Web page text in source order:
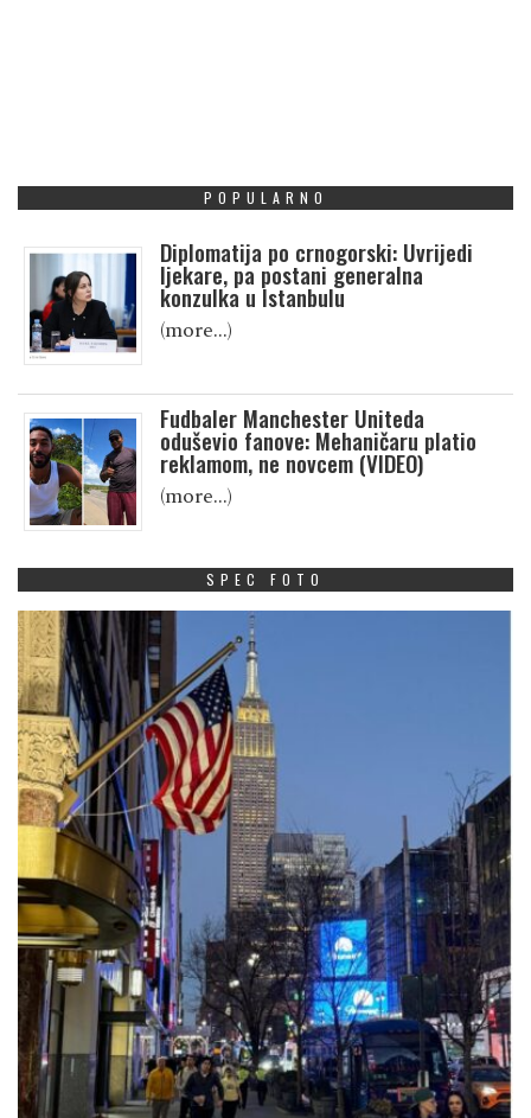
POPULARNO
Diplomatija po crnogorski: Uvrijedi
ljekare, pa postani generalna
konzulka u Istanbulu
(more…)
Fudbaler Manchester Uniteda
oduševio fanove: Mehaničaru platio
reklamom, ne novcem (VIDEO)
(more…)
SPEC FOTO